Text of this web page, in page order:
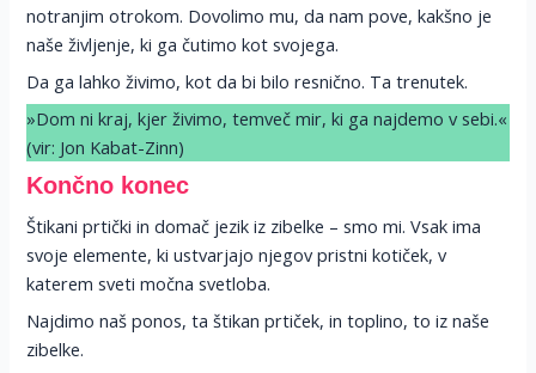
notranjim otrokom. Dovolimo mu, da nam pove, kakšno je
naše življenje, ki ga čutimo kot svojega.
Da ga lahko živimo, kot da bi bilo resnično. Ta trenutek.
»Dom ni kraj, kjer živimo, temveč mir, ki ga najdemo v sebi.«
(vir: Jon Kabat-Zinn)
Končno konec
Štikani prtički in domač jezik iz zibelke – smo mi. Vsak ima
svoje elemente, ki ustvarjajo njegov pristni kotiček, v
katerem sveti močna svetloba.
Najdimo naš ponos, ta štikan prtiček, in toplino, to iz naše
zibelke.